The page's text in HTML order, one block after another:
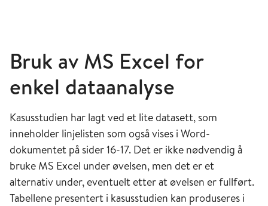
Bruk av MS Excel for
enkel dataanalyse
Kasusstudien har lagt ved et lite datasett, som
inneholder linjelisten som også vises i Word-
dokumentet på sider 16-17. Det er ikke nødvendig å
bruke MS Excel under øvelsen, men det er et
alternativ under, eventuelt etter at øvelsen er fullført.
Tabellene presentert i kasusstudien kan produseres i